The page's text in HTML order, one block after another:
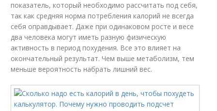
показатель, который необходимо рассчитать под себя,
так как средняя норма потребления калорий не всегда
себя оправдывает. Даже при одинаковом росте и весе
два человека могут иметь разную физическую
активность в период похудения. Все это влияет на
окончательный результат. Чем выше метаболизм, тем
меньше вероятность набрать лишний вес.